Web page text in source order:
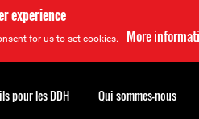
experience
for us to set cookies. More
pour les DDH Qui sommes-nous